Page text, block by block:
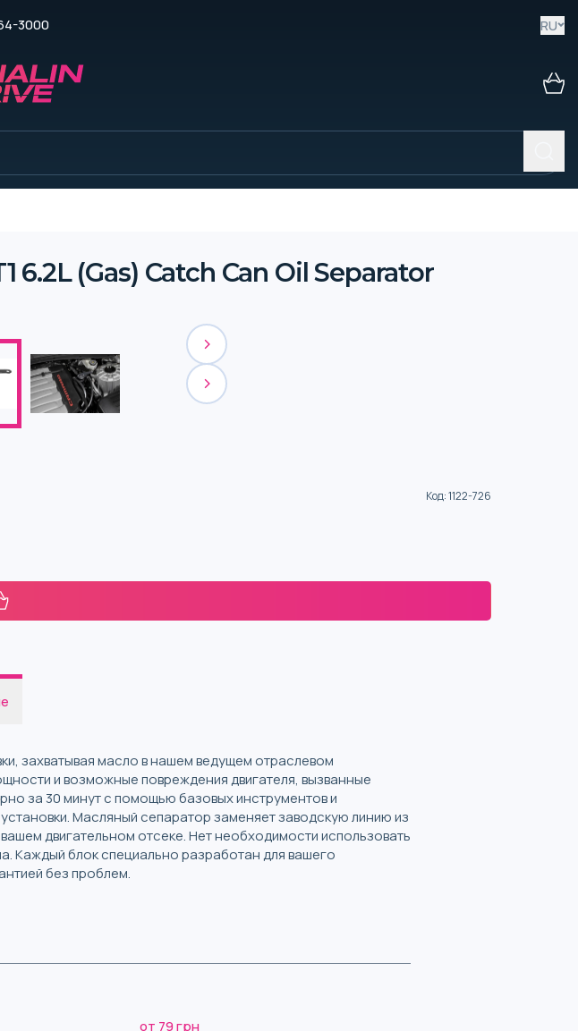
3000 RU
6.2L (Gas) Catch Can Oil Separator
Код:1122-726
захватывая масло в нашем ведущем отраслевом
и возможные повреждения двигателя, вызванные
за 30 минут с помощью базовых инструментов и
Масляный сепаратор заменяет заводскую линию из
двигательном отсеке. Нет необходимости использовать
Каждый блок специально разработан для вашего
без проблем.
от 79 грн